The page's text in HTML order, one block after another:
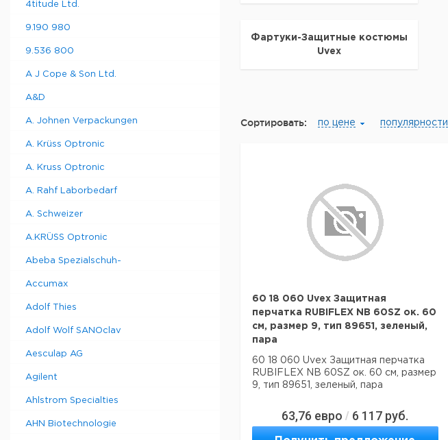
4titude Ltd.
9.190 980
9.536 800
A J Cope & Son Ltd.
A&D
A. Johnen Verpackungen
A. Krüss Optronic
A. Kruss Optronic
A. Rahf Laborbedarf
A. Schweizer
A.KRÜSS Optronic
Abeba Spezialschuh-
Accumax
Adolf Thies
Adolf Wolf SANOclav
Aesculap AG
Agilent
Ahlstrom Specialties
AHN Biotechnologie
Фартуки-Защитные костюмы
Uvex
Сортировать: по цене популярности
60 18 060 Uvex Защитная
перчатка RUBIFLEX NB 60SZ ок. 60
см, размер 9, тип 89651, зеленый,
пара
60 18 060 Uvex Защитная перчатка
RUBIFLEX NB 60SZ ок. 60 см, размер
9, тип 89651, зеленый, пара
63,76 евро / 6 117 руб.